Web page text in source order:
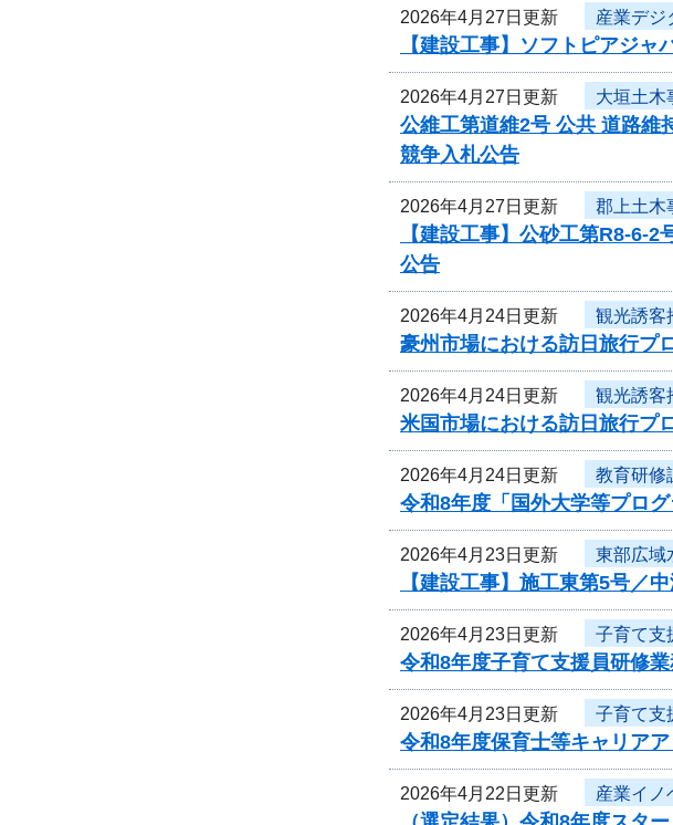
2026年4月27日更新 産業デジ
【建設工事】ソフトピアジ
2026年4月27日更新 大垣土木
公維工第道維2号 公共 道路
競争入札公告
2026年4月27日更新 郡上土木
【建設工事】公砂工第R8-6-
公告
2026年4月24日更新 観光誘客
豪州市場における訪日旅行プ
2026年4月24日更新 観光誘客
米国市場における訪日旅行プ
2026年4月24日更新 教育研修
令和8年度「国外大学等プロ
2026年4月23日更新 東部広域
【建設工事】施工東第5号／
2026年4月23日更新 子育て支
令和8年度子育て支援員研修
2026年4月23日更新 子育て支
令和8年度保育士等キャリア
2026年4月22日更新 産業イノ